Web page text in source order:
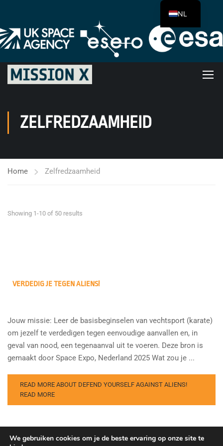
ZELFREDZAAMHEID
Home Zelfredzaamheid
Showing 1-10 of 50 results
VERDEDIG JE TEGEN ALIENS!
Jouw missie: Leer de basisbeginselen van vechtsport (karate)
om jezelf te verdedigen tegen eenvoudige aanvallen en, in
geval van nood, een tegenaanval uit te voeren. Deze bron is
gemaakt door Space Expo, Nederland 2025 Wat zou je ...
READ MORE ABOUT DEFEND YOURSELF AGAINST ALIENS!
READ MORE
We gebruiken cookies om je de beste ervaring op onze site te
NL